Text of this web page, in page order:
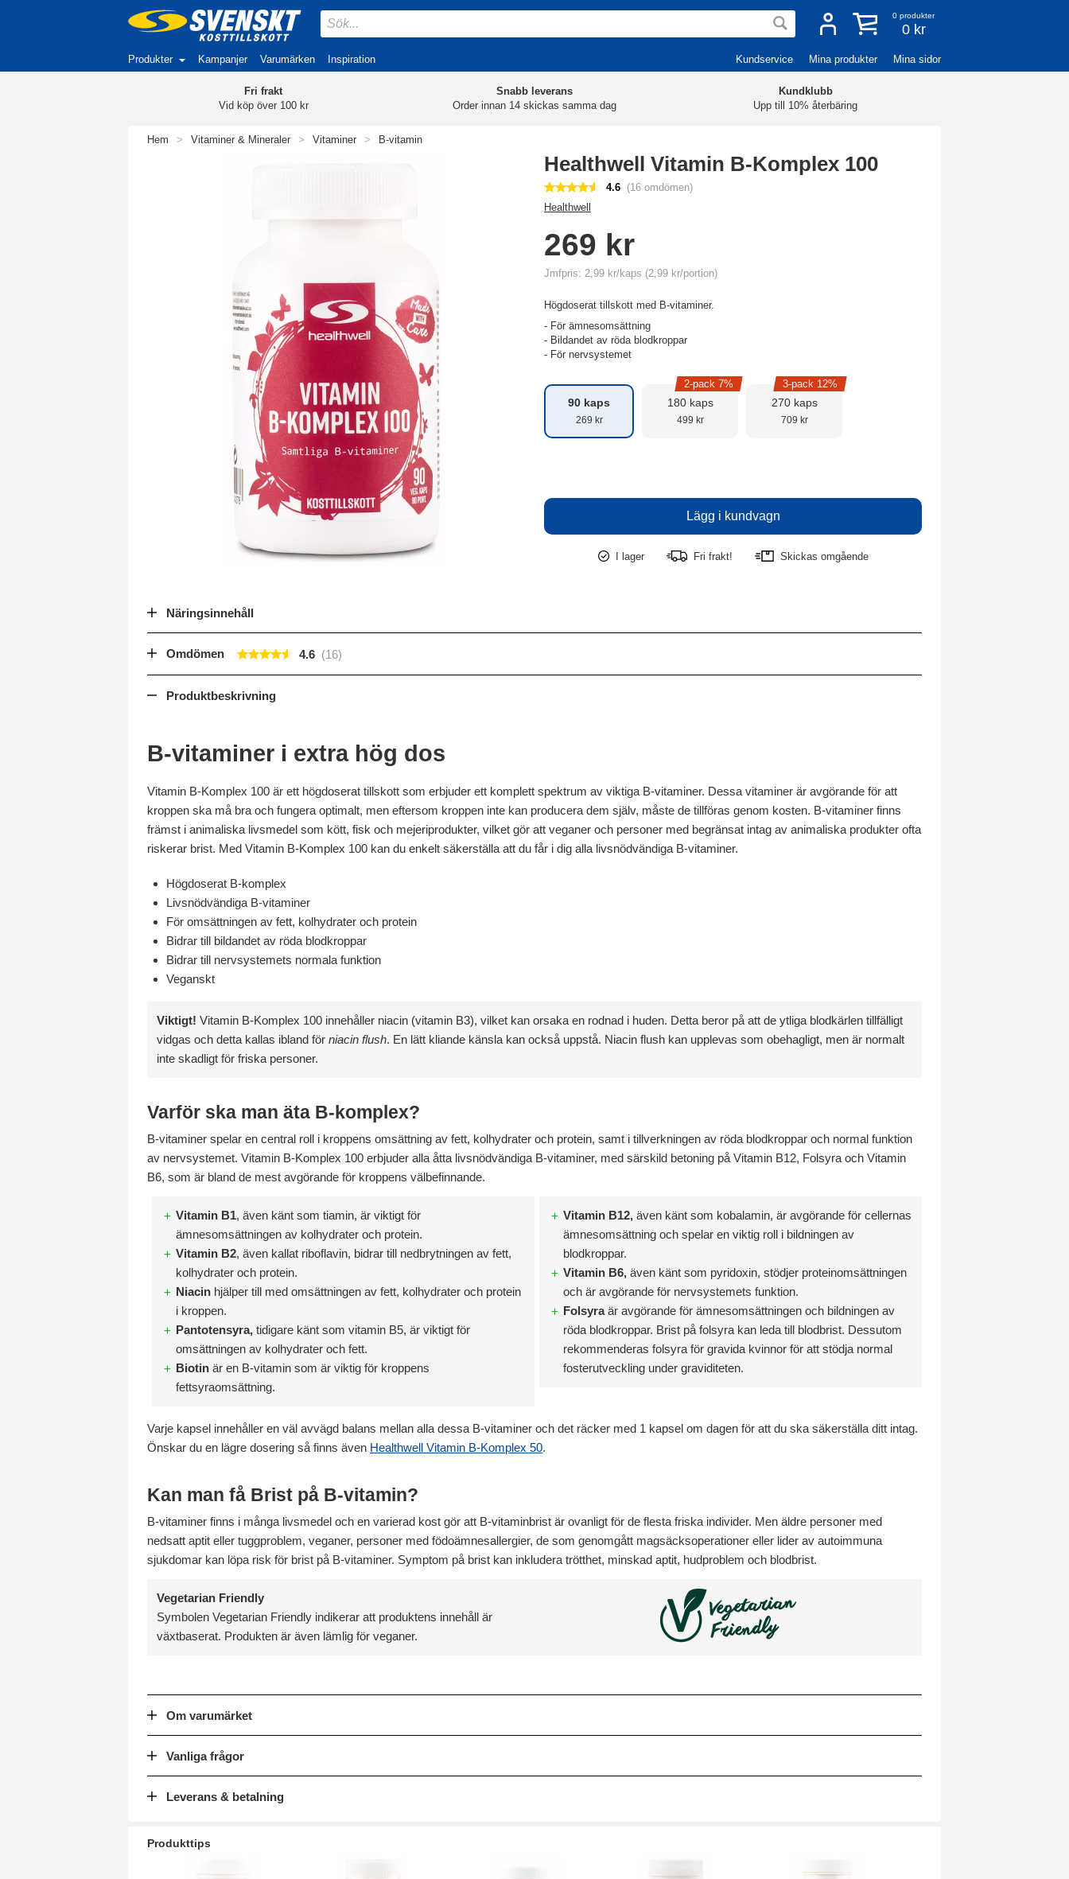
0 produkter
0 kr
Produkter Kampanjer Varumärken Inspiration Kundservice Mina produkter Mina sidor
Fri frakt
Vid köp över 100 kr
Snabb leverans
Order innan 14 skickas samma dag
Kundklubb
Upp till 10% återbäring
Hem > Vitaminer & Mineraler > Vitaminer > B-vitamin
Healthwell Vitamin B-Komplex 100
4.6 (16 omdömen)
Healthwell
269 kr
Jmfpris: 2,99 kr/kaps (2,99 kr/portion)
Högdoserat tillskott med B-vitaminer.
- För ämnesomsättning
- Bildandet av röda blodkroppar
- För nervsystemet
90 kaps
269 kr
180 kaps
499 kr
2-pack 7%
270 kaps
709 kr
3-pack 12%
I lager Fri frakt! Skickas omgående
Näringsinnehåll
Omdömen 4.6
Produktbeskrivning
B-vitaminer i extra hög dos
Vitamin B-Komplex 100 är ett högdoserat tillskott som erbjuder ett komplett spektrum av viktiga B-vitaminer. Dessa vitaminer är avgörande för att
kroppen ska må bra och fungera optimalt, men eftersom kroppen inte kan producera dem själv, måste de tillföras genom kosten. B-vitaminer finns
främst i animaliska livsmedel som kött, fisk och mejeriprodukter, vilket gör att veganer och personer med begränsat intag av animaliska produkter ofta
riskerar brist. Med Vitamin B-Komplex 100 kan du enkelt säkerställa att du får i dig alla livsnödvändiga B-vitaminer.
Högdoserat B-komplex
Livsnödvändiga B-vitaminer
För omsättningen av fett, kolhydrater och protein
Bidrar till bildandet av röda blodkroppar
Bidrar till nervsystemets normala funktion
Veganskt
Viktigt! Vitamin B-Komplex 100 innehåller niacin (vitamin B3), vilket kan orsaka en rodnad i huden. Detta beror på att de ytliga blodkärlen tillfälligt
vidgas och detta kallas ibland för niacin flush. En lätt kliande känsla kan också uppstå. Niacin flush kan upplevas som obehagligt, men är normalt
inte skadligt för friska personer.
Varför ska man äta B-komplex?
B-vitaminer spelar en central roll i kroppens omsättning av fett, kolhydrater och protein, samt i tillverkningen av röda blodkroppar och normal funktion
av nervsystemet. Vitamin B-Komplex 100 erbjuder alla åtta livsnödvändiga B-vitaminer, med särskild betoning på Vitamin B12, Folsyra och Vitamin
B6, som är bland de mest avgörande för kroppens välbefinnande.
Vitamin B12, även känt som kobalamin, är avgörande för cellernas
ämnesomsättning och spelar en viktig roll i bildningen av
blodkroppar.
Vitamin B6, även känt som pyridoxin, stödjer proteinomsättningen
och är avgörande för nervsystemets funktion.
Folsyraär avgörande för ämnesomsättningen och bildningen av
röda blodkroppar. Brist på folsyra kan leda till blodbrist. Dessutom
rekommenderas folsyra för gravida kvinnor för att stödja normal
fosterutveckling under graviditeten.
Vitamin B1, även känt som tiamin, är viktigt för
ämnesomsättningen av kolhydrater och protein.
Vitamin B2, även kallat riboflavin, bidrar till nedbrytningen av fett,
kolhydrater och protein.
Niacin hjälper till med omsättningen av fett, kolhydrater och protein
i kroppen.
Pantotensyra, tidigare känt som vitamin B5, är viktigt för
omsättningen av kolhydrater och fett.
Biotin är en B-vitamin som är viktig för kroppens
fettsyraomsättning.
Varje kapsel innehåller en väl avvägd balans mellan alla dessa B-vitaminer och det räcker med 1 kapsel om dagen för att du ska säkerställa ditt intag.
Önskar du en lägre dosering så finns även Healthwell Vitamin B-Komplex 50.
Kan man få Brist på B-vitamin?
B-vitaminer finns i många livsmedel och en varierad kost gör att B-vitaminbrist är ovanligt för de flesta friska individer. Men äldre personer med
nedsatt aptit eller tuggproblem, veganer, personer med födoämnesallergier, de som genomgått magsäcksoperationer eller lider av autoimmuna
sjukdomar kan löpa risk för brist på B-vitaminer. Symptom på brist kan inkludera trötthet, minskad aptit, hudproblem och blodbrist.
Vegetarian Friendly
Symbolen Vegetarian Friendly indikerar att produktens innehåll är
växtbaserat. Produkten är även lämlig för veganer.
Om varumärket
Vanliga frågor
Leverans & betalning
Produkttips